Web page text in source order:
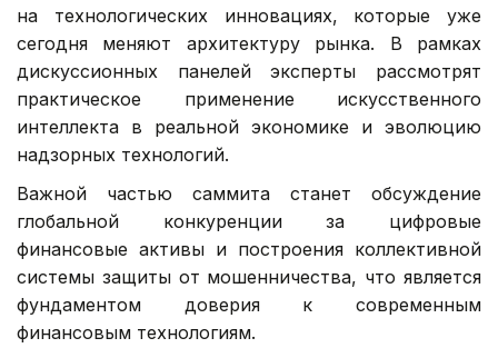
на технологических инновациях, которые уже
сегодня меняют архитектуру рынка. В рамках
дискуссионных панелей эксперты рассмотрят
практическое применение искусственного
интеллекта в реальной экономике и эволюцию
надзорных технологий.
Важной частью саммита станет обсуждение
глобальной конкуренции за цифровые
финансовые активы и построения коллективной
системы защиты от мошенничества, что является
фундаментом доверия к современным
финансовым технологиям.